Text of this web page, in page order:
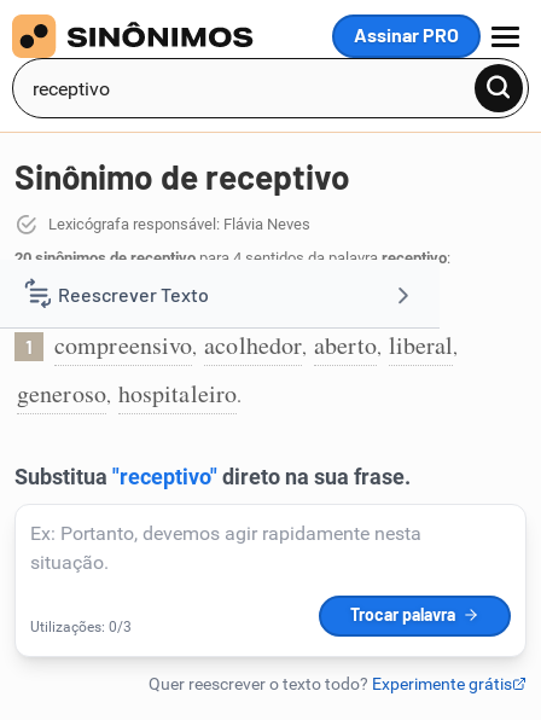
Assinar PRO
MENU
Reescrever Texto
Resumir Texto
Detector de IA
Humanizador de IA
Sinônimo de receptivo
Lexicógrafa responsável: Flávia Neves
20 sinônimos de receptivo para 4 sentidos da palavra receptivo:
Que recebe facilmente ideias e pessoas:
1 compreensivo, acolhedor, aberto, liberal,
generoso, hospitaleiro.